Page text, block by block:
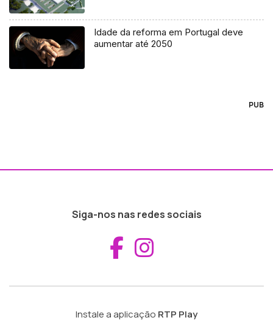
Idade da reforma em Portugal deve
aumentar até 2050
PUB
Siga-nos nas redes sociais
Aceder ao
Instale a aplicação RTP Play